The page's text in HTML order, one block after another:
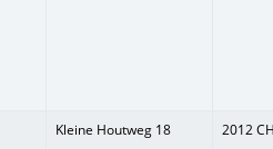
Kleine Houtweg 18 2012